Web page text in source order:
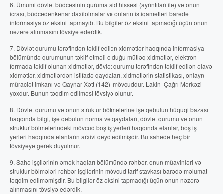
6. Ümumi dövlət büdcəsinin quruma aid hissəsi (ayrıntıları ilə) və onun
icrası, büdcədənkənar daxilolmalar və onların istiqamətləri barədə
informasiya öz əksini tapmayıb. Bu bilgilər öz əksini tapmadığı üçün onun
nəzərə alınmasını tövsiyə edərdik.
7. Dövlət qurumu tərəfindən təklif edilən xidmətlər haqqında informasiya
bölümündə qurumunun təklif etməli olduğu mütləq xidmətlər, elektron
formada təklif olunan xidmətlər, dövlət qurumu tərəfindən təklif edilən əlavə
xidmətlər, xidmətlərdən istifadə qaydaları, xidmətlərin statistikası, onlayn
müraciət imkanı və Qaynar Xətt (142) mövcuddur. Lakin Çağrı Mərkəzi
yoxdur. Bunun təqdim edilməsi tövsiyə olunur.
8. Dövlət qurumu və onun struktur bölmələrinə işə qəbulun hüquqi bazası
haqqında bilgi, işə qəbulun norma və qaydaları, dövlət qurumu və onun
struktur bölmələrindəki mövcud boş iş yerləri haqqında elanlar, boş iş
yerləri haqqında elanların arxivi qeyd edilmişdir. Bu sahədə heç bir
tövsiyəyə gərək duyulmur.
9. Sahə işçilərinin əmək haqları bölümündə rəhbər, onun müavinləri və
struktur bölmələri rəhbər işçilərinin mövcud tarif stavkası barədə məlumat
təqdim edilməmişdir. Bu bilgilər öz əksini tapmadığı üçün onun nəzərə
alınmasını tövsiyə edərdik.